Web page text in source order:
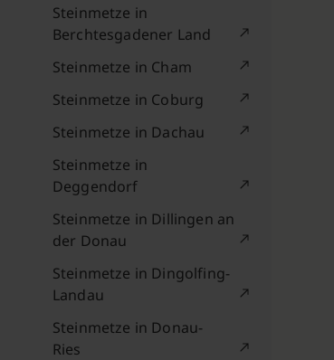
Steinmetze in
Berchtesgadener Land
Steinmetze in Cham
Steinmetze in Coburg
Steinmetze in Dachau
Steinmetze in
Deggendorf
Steinmetze in Dillingen an
der Donau
Steinmetze in Dingolfing-
Landau
Steinmetze in Donau-
Ries